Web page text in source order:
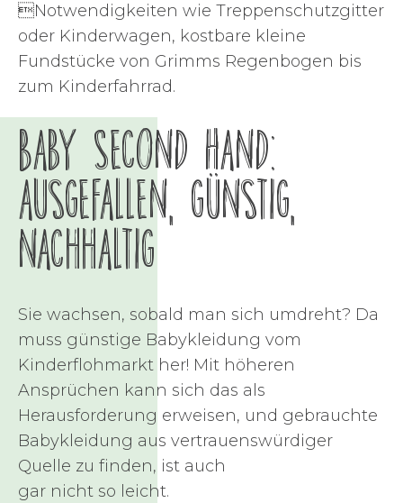
Notwendigkeiten wie Treppenschutzgitter
oder Kinderwagen, kostbare kleine
Fundstücke von Grimms Regenbogen bis
zum Kinderfahrrad.
Baby Second Hand:
ausgefallen, günstig,
nachhaltig
Sie wachsen, sobald man sich umdreht? Da
muss günstige Babykleidung vom
Kinderflohmarkt her! Mit höheren
Ansprüchen kann sich das als
Herausforderung erweisen, und gebrauchte
Babykleidung aus vertrauenswürdiger
Quelle zu finden, ist auch
gar nicht so leicht.